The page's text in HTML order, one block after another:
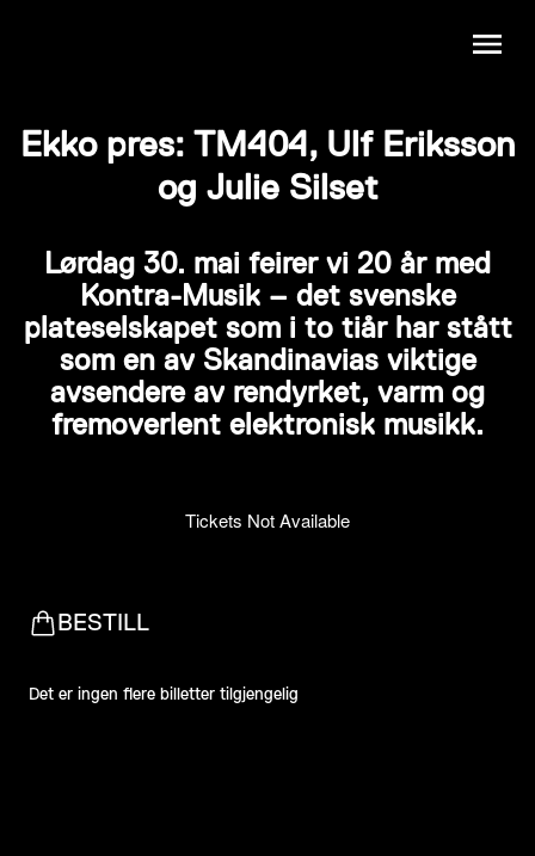
Ekko pres: TM404, Ulf Eriksson
og Julie Silset
Lørdag 30. mai feirer vi 20 år med
Kontra-Musik – det svenske
plateselskapet som i to tiår har stått
som en av Skandinavias viktige
avsendere av rendyrket, varm og
fremoverlent elektronisk musikk.
Tickets Not Available
BESTILL
Det er ingen flere billetter tilgjengelig